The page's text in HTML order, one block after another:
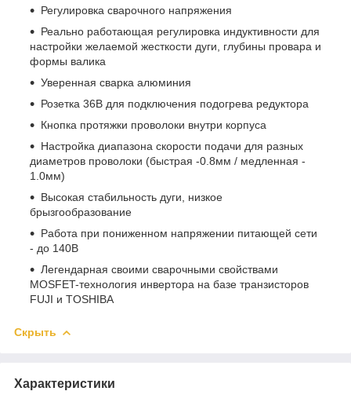
Регулировка сварочного напряжения
Реально работающая регулировка индуктивности для
настройки желаемой жесткости дуги, глубины провара и
формы валика
Уверенная сварка алюминия
Розетка 36В для подключения подогрева редуктора
Кнопка протяжки проволоки внутри корпуса
Настройка диапазона скорости подачи для разных
диаметров проволоки (быстрая -0.8мм / медленная -
1.0мм)
Высокая стабильность дуги, низкое
брызгообразование
Работа при пониженном напряжении питающей сети
- до 140В
Легендарная своими сварочными свойствами
MOSFET-технология инвертора на базе транзисторов
FUJI и TOSHIBA
Скрыть
Характеристики